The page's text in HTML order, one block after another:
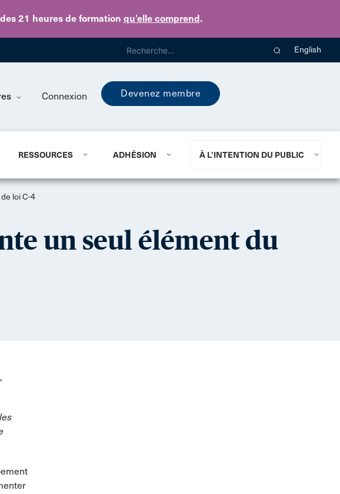
21 heures de formation qu’elle comprend.
content
English
Connexion Devenez membre
RESSOURCES ADHÉSION À L’INTENTION DU PUBLIC
loi C-4
un seul élément du